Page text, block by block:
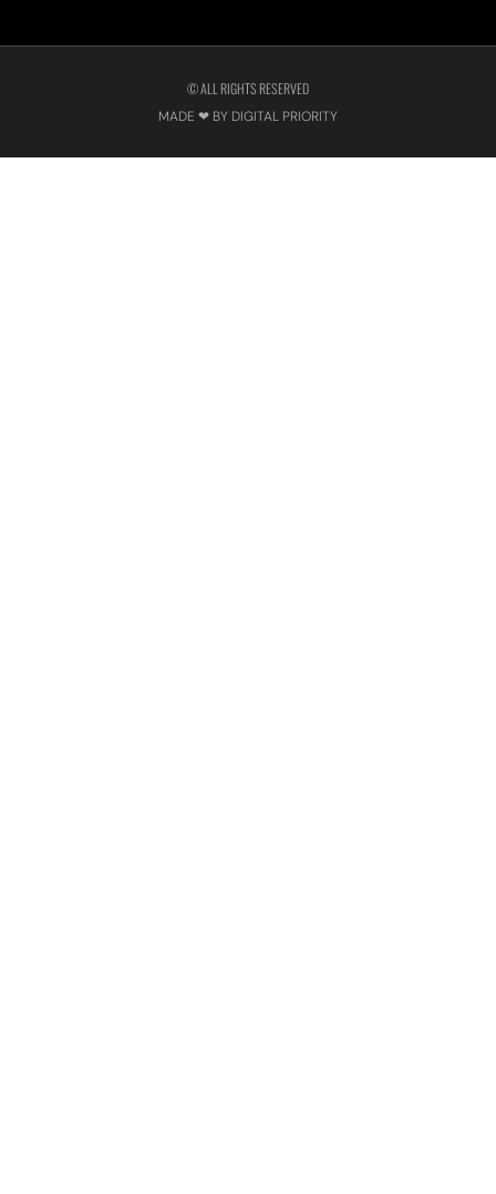
© ALL RIGHTS RESERVED
MADE ❤ BY DIGITAL PRIORITY